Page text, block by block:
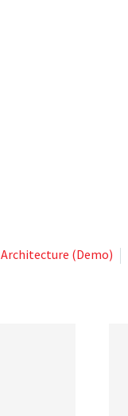
Architecture (Demo)